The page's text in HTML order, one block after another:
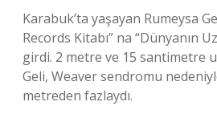
Karabuk’ta yaşayan Rumeysa
Records Kitabı” na “Dünyanın
girdi. 2 metre ve 15 santimetre
Geli, Weaver sendromu
metreden fazlaydı.